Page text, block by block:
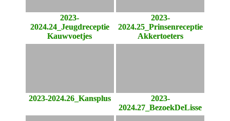
2023-
2024.24_Jeugdreceptie
Kauwvoetjes
2023-
2024.25_Prinsenreceptie
Akkertoeters
2023-2024.26_Kansplus
2023-
2024.27_BezoekDeLisse